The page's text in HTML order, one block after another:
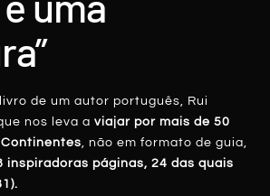
2019
de um autor português, Rui
nos leva aviajar por mais de 50
, não em formato de guia,
inspiradoras páginas, 24 das quais